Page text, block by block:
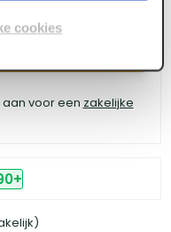
cookies
aan voor een zakelijke
+